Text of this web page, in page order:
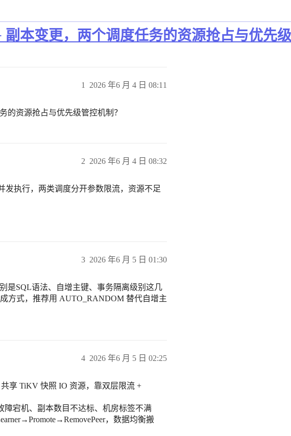
本变更，两个调度任务的资源抢占与优先级
2026 年6 月 4 日 08:11
1
的资源抢占与优先级管控机制？
2026 年6 月 4 日 08:32
2
发执行，两类调度分开参数限流，资源不足
2026 年6 月 5 日 01:30
3
是SQL语法、自增主键、事务隔离级别这几
方式，推荐用 AUTO_RANDOM 替代自增主
2026 年6 月 5 日 02:25
4
享 TiKV 快照 IO 资源，靠双层限流 +
障宕机、副本数目不达标、机房标签不满
，数据均衡搬